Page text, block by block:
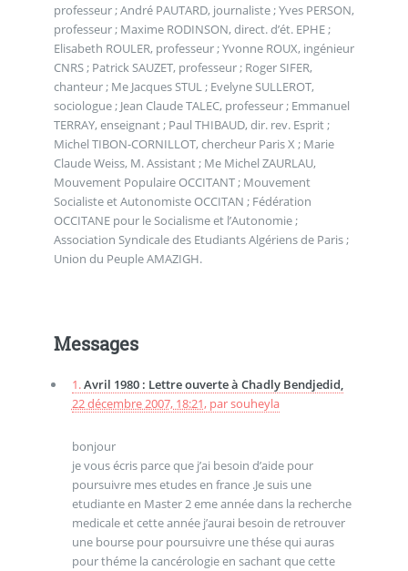
professeur ; André PAUTARD, journaliste ; Yves PERSON,
professeur ; Maxime RODINSON, direct. d’ét. EPHE ;
Elisabeth ROULER, professeur ; Yvonne ROUX, ingénieur
CNRS ; Patrick SAUZET, professeur ; Roger SIFER,
chanteur ; Me Jacques STUL ; Evelyne SULLEROT,
sociologue ; Jean Claude TALEC, professeur ; Emmanuel
TERRAY, enseignant ; Paul THIBAUD, dir. rev. Esprit ;
Michel TIBON-CORNILLOT, chercheur Paris X ; Marie
Claude Weiss, M. Assistant ; Me Michel ZAURLAU,
Mouvement Populaire OCCITANT ; Mouvement
Socialiste et Autonomiste OCCITAN ; Fédération
OCCITANE pour le Socialisme et l’Autonomie ;
Association Syndicale des Etudiants Algériens de Paris ;
Union du Peuple AMAZIGH.
Messages
1.Avril 1980 : Lettre ouverte à Chadly Bendjedid,
22 décembre 2007, 18:21, parsouheyla
bonjour
je vous écris parce que j’ai besoin d’aide pour
poursuivre mes etudes en france .Je suis une
etudiante en Master 2 eme année dans la recherche
medicale et cette année j’aurai besoin de retrouver
une bourse pour poursuivre une thése qui auras
pour théme la cancérologie en sachant que cette